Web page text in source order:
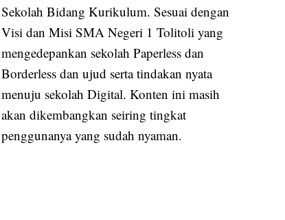
Sekolah Bidang Kurikulum. Sesuai dengan
Visi dan Misi SMA Negeri 1 Tolitoli yang
mengedepankan sekolah Paperless dan
Borderless dan ujud serta tindakan nyata
menuju sekolah Digital. Konten ini masih
akan dikembangkan seiring tingkat
penggunanya yang sudah nyaman.